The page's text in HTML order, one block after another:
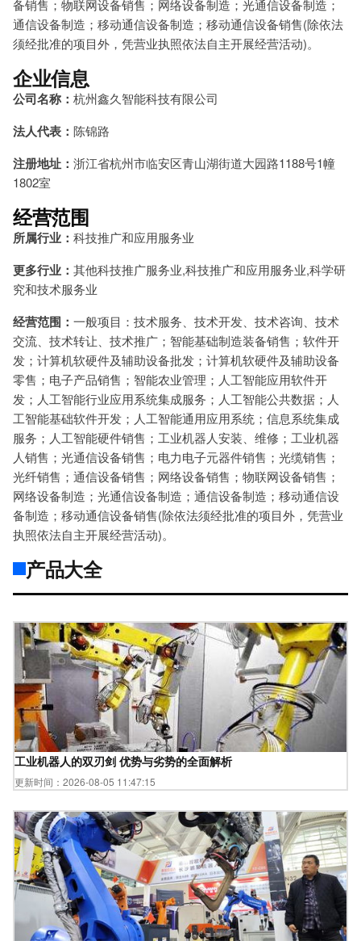
备销售；物联网设备销售；网络设备制造；光通信设备制造；
通信设备制造；移动通信设备制造；移动通信设备销售(除依法
须经批准的项目外，凭营业执照依法自主开展经营活动)。
企业信息
公司名称： 杭州鑫久智能科技有限公司
法人代表： 陈锦路
注册地址： 浙江省杭州市临安区青山湖街道大园路1188号1幢
1802室
经营范围
所属行业： 科技推广和应用服务业
更多行业： 其他科技推广服务业,科技推广和应用服务业,科学研
究和技术服务业
经营范围： 一般项目：技术服务、技术开发、技术咨询、技术
交流、技术转让、技术推广；智能基础制造装备销售；软件开
发；计算机软硬件及辅助设备批发；计算机软硬件及辅助设备
零售；电子产品销售；智能农业管理；人工智能应用软件开
发；人工智能行业应用系统集成服务；人工智能公共数据；人
工智能基础软件开发；人工智能通用应用系统；信息系统集成
服务；人工智能硬件销售；工业机器人安装、维修；工业机器
人销售；光通信设备销售；电力电子元器件销售；光缆销售；
光纤销售；通信设备销售；网络设备销售；物联网设备销售；
网络设备制造；光通信设备制造；通信设备制造；移动通信设
备制造；移动通信设备销售(除依法须经批准的项目外，凭营业
执照依法自主开展经营活动)。
产品大全
工业机器人的双刃剑 优势与劣势的全面解析
更新时间：2026-08-05 11:47:15